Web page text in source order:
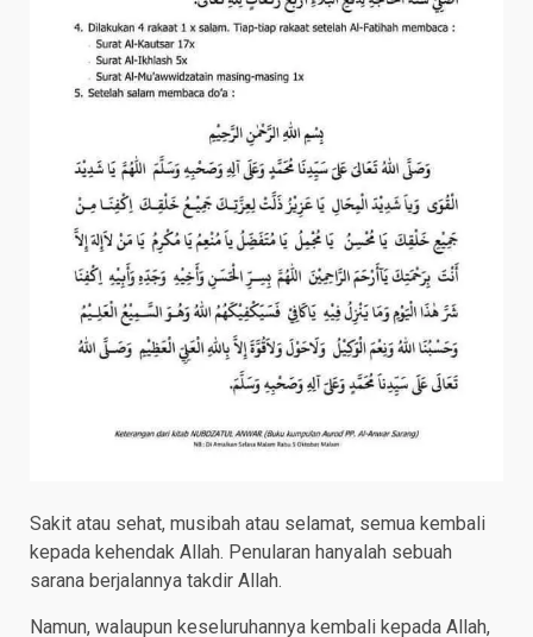
Sakit atau sehat, musibah atau selamat, semua kembali
kepada kehendak Allah. Penularan hanyalah sebuah
sarana berjalannya takdir Allah.
Namun, walaupun keseluruhannya kembali kepada Allah,